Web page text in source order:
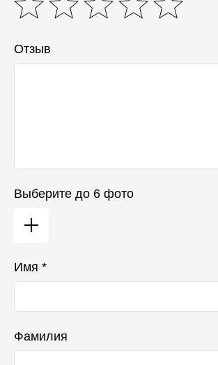
Отзыв
Выберите до 6 фото
Имя *
Фамилия